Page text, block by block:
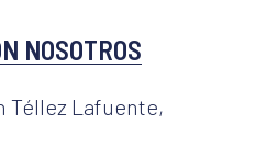
NOSOTROS
Téllez Lafuente,